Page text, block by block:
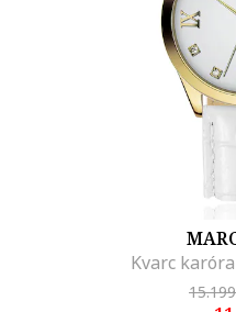
Kvarc